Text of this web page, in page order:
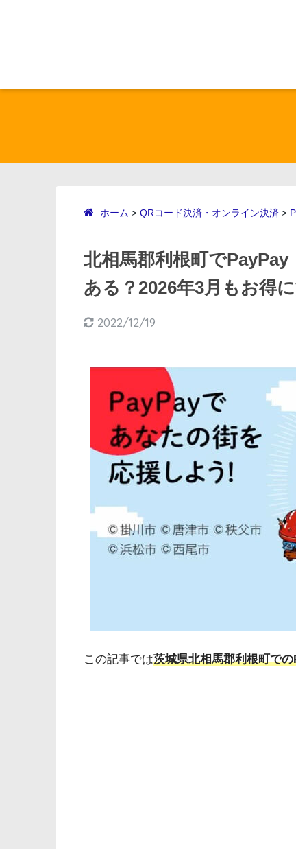
ホーム > QRコード決済・オンライン決済 >
北相馬郡利根町で
ある？2026年3月もお得
2022/12/19
この記事では茨城県北相馬郡利根町で